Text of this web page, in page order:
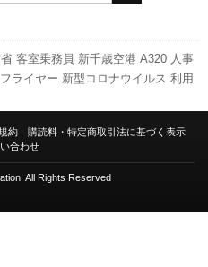
客室乗務員 新千歳空港 A320 人事
ライヤー 新型コロナウイルス 利用
福岡空港 ANAホールディングス 実
約
購読料・特定商取引法に基づく表示
合わせ
All Rights Reserved